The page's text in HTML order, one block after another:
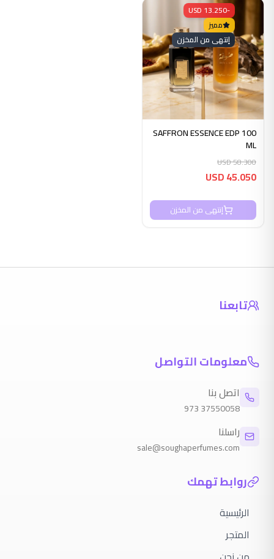
-USD 13.250
مميز
إنتهى من المخزن
SAFFRON ESSENCE EDP 100
ML
USD58.300
USD45.050
إنتهى من المخزن
تابعنا
معلومات التواصل
اتصل بنا
97337550058
راسلنا
sale@soughaperfumes.com
روابط تهمك
الرئيسية
المتجر